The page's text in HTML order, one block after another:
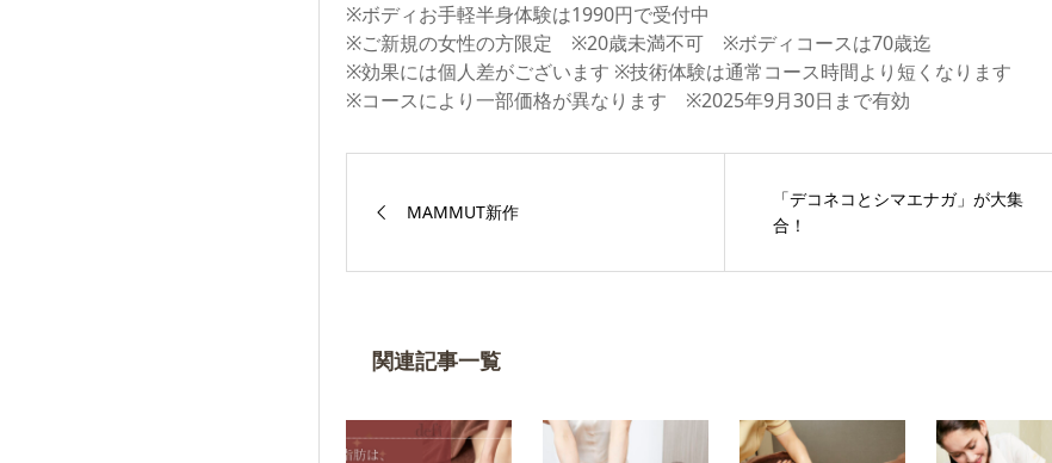
※ボディお手軽半身体験は1990円で受付中
※ご新規の女性の方限定 ※20歳未満不可 ※ボディコースは70歳迄
※効果には個人差がございます ※技術体験は通常コース時間より短くなります
※コースにより一部価格が異なります ※2025年9月30日まで有効
MAMMUT新作
「デコネコとシマエナガ」が大集
合！
関連記事一覧